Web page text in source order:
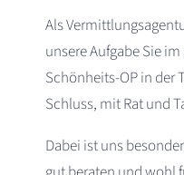
Als
unsere Aufgabe Sie
Schönheits-OP in der
Schluss, mit Rat und
Dabei ist uns